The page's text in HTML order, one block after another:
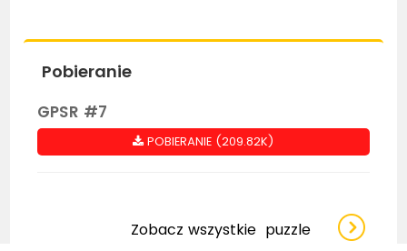
Pobieranie
GPSR #7
POBIERANIE (209.82K)
Zobacz wszystkie puzzle